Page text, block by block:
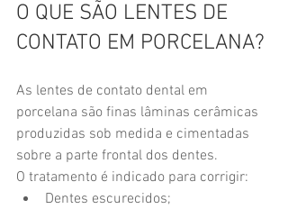
O QUE SÃO LENTES DE
CONTATO EM PORCELANA?
As lentes de contato dental em
porcelana são finas lâminas cerâmicas
produzidas sob medida e cimentadas
sobre a parte frontal dos dentes.
O tratamento é indicado para corrigir:
Dentes escurecidos;